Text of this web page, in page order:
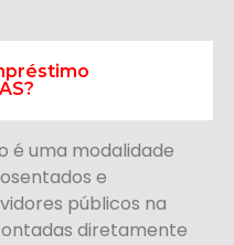
é uma modalidade
e
públicos na
diretamente